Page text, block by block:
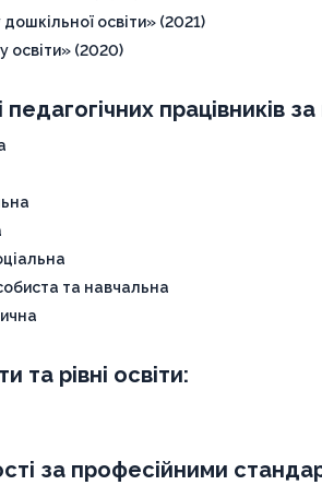
освіти» (2021)
освіти» (2020)
педагогічних працівників
та навчальна
та рівні освіти:
за професійними